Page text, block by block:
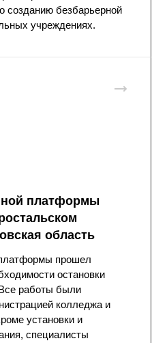
созданию безбарьерной
учреждениях.
платформы
область
прошел
остановки
работы были
колледжа и
установки и
специалисты